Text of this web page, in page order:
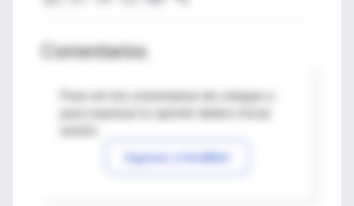
Comentarios
Para ver los comentarios de colegas o
Ingresar a IntraMed